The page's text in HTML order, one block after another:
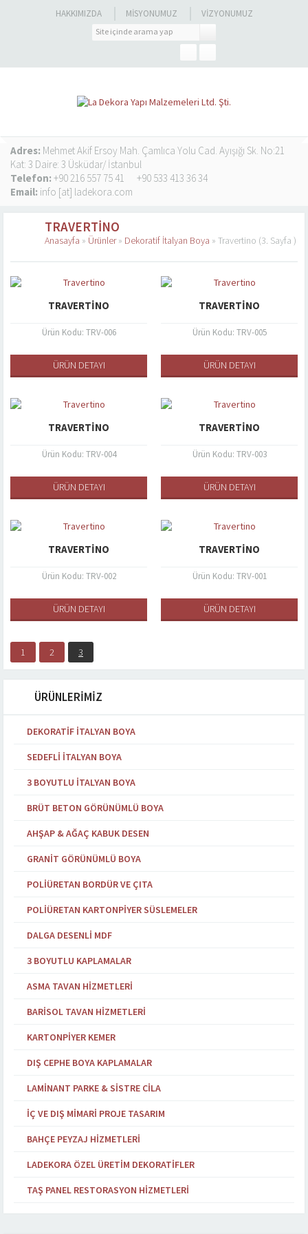
HAKKIMIZDA MISYONUMUZ VIZYONUMUZ
Adres: Mehmet Akif Ersoy Mah. Çamlıca Yolu Cad. Ayışığı Sk. No:21
Kat: 3 Daire: 3 Üsküdar/ İstanbul
Telefon: +90 216 557 75 41
+90 533 413 36 34
Email: info [at] ladekora.com
TRAVERTINO
Anasayfa » Ürünler» Dekoratif İtalyan Boya » Travertino (3. Sayfa )
TRAVERTINO
Ürün Kodu: TRV-006
ÜRÜN DETAYI
TRAVERTINO
Ürün Kodu: TRV-005
ÜRÜN DETAYI
TRAVERTINO
Ürün Kodu: TRV-004
ÜRÜN DETAYI
TRAVERTINO
Ürün Kodu: TRV-003
ÜRÜN DETAYI
TRAVERTINO
Ürün Kodu: TRV-002
ÜRÜN DETAYI
TRAVERTINO
Ürün Kodu: TRV-001
ÜRÜN DETAYI
1 2 3
ÜRÜNLERİMİZ
DEKORATIF İTALYAN BOYA
SEDEFLI İTALYAN BOYA
3 BOYUTLU İTALYAN BOYA
BRÜT BETON GÖRÜNÜMLÜ BOYA
AHŞAP & AĞAÇ KABUK DESEN
GRANIT GÖRÜNÜMLÜ BOYA
POLIÜRETAN BORDÜR VE ÇITA
POLIÜRETAN KARTONPIYER SÜSLEMELER
DALGA DESENLI MDF
3 BOYUTLU KAPLAMALAR
ASMA TAVAN HIZMETLERI
BARISOL TAVAN HIZMETLERI
KARTONPIYER KEMER
DIŞ CEPHE BOYA KAPLAMALAR
LAMINANT PARKE & SISTRE CILA
İÇ VE DIŞ MIMARI PROJE TASARIM
BAHÇE PEYZAJ HIZMETLERI
LADEKORA ÖZEL ÜRETIM DEKORATIFLER
TAŞ PANEL RESTORASYON HIZMETLERI